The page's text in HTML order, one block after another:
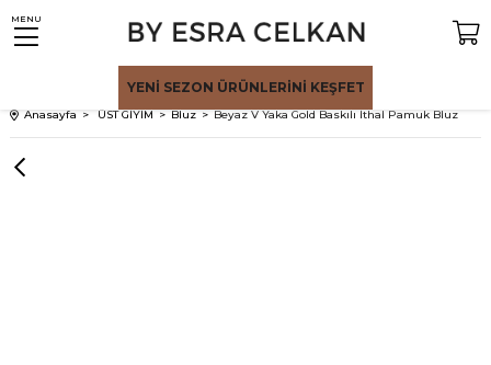
MENU
YENİ SEZON ÜRÜNLERİNİ KEŞFET
Anasayfa ÜST GİYİM Bluz Beyaz V Yaka Gold Baskılı İthal Pamuk Bluz